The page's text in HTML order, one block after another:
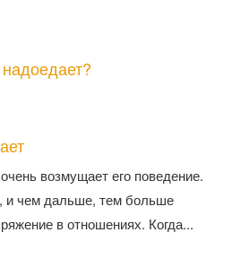
возмущает его поведение.
и чем дальше, тем больше
в отношениях. Когда...